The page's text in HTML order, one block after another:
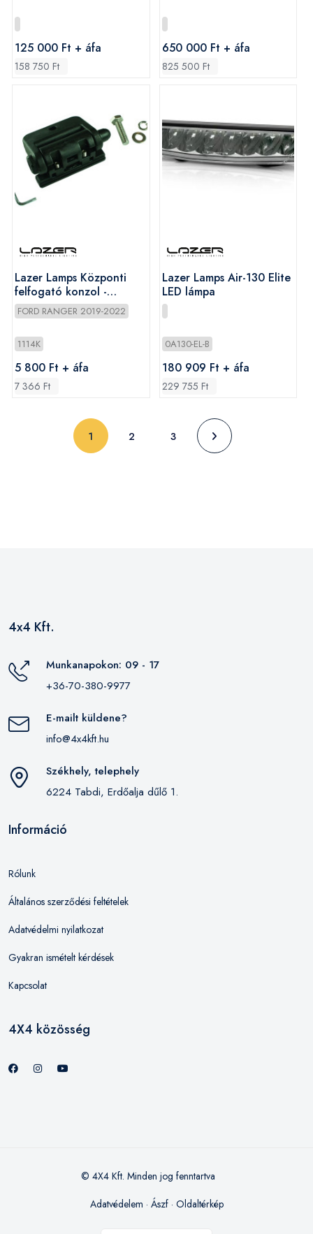
125 000 Ft + áfa
158 750 Ft
650 000 Ft + áfa
825 500 Ft
Lazer Lamps Központi
felfogató konzol -
ST/Triple-R
FORD RANGER 2019-2022
1114K
5 800 Ft + áfa
7 366 Ft
Lazer Lamps Air-130 Elite
LED lámpa
0A130-EL-B
180 909 Ft + áfa
229 755 Ft
1 (current)2 3
4x4 Kft.
Munkanapokon: 09 - 17
+36-70-380-9977
E-mailt küldene?
info@4x4kft.hu
Székhely, telephely
6224 Tabdi, Erdőalja dűlő 1.
Információ
Rólunk
Általános szerződési feltételek
Adatvédelmi nyilatkozat
Gyakran ismételt kérdések
Kapcsolat
4X4 közösség
© 4X4 Kft. Minden jog fenntartva
Adatvédelem · Ászf· Oldaltérkép